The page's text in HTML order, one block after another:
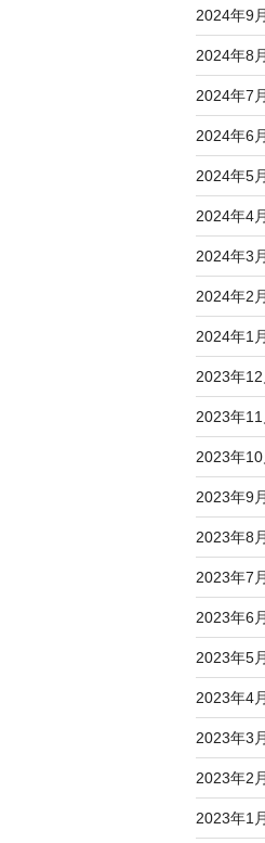
2024年9月
2024年8月
2024年7月
2024年6月
2024年5月
2024年4月
2024年3月
2024年2月
2024年1月
2023年12
2023年11
2023年10
2023年9月
2023年8月
2023年7月
2023年6月
2023年5月
2023年4月
2023年3月
2023年2月
2023年1月